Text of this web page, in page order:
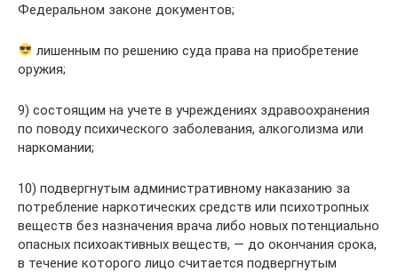
Федеральном законе документов;
лишенным по решению суда права на приобретение
оружия;
9) состоящим на учете в учреждениях здравоохранения
по поводу психического заболевания, алкоголизма или
наркомании;
10) подвергнутым административному наказанию за
потребление наркотических средств или психотропных
веществ без назначения врача либо новых потенциально
опасных психоактивных веществ, — до окончания срока,
в течение которого лицо считается подвергнутым